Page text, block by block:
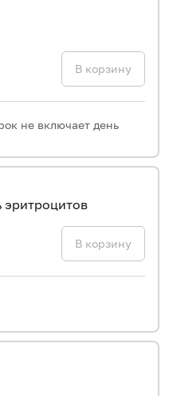
В корзину
не включает день
эритроцитов
В корзину